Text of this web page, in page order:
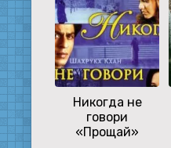
Никогда не
говори
«Прощай»